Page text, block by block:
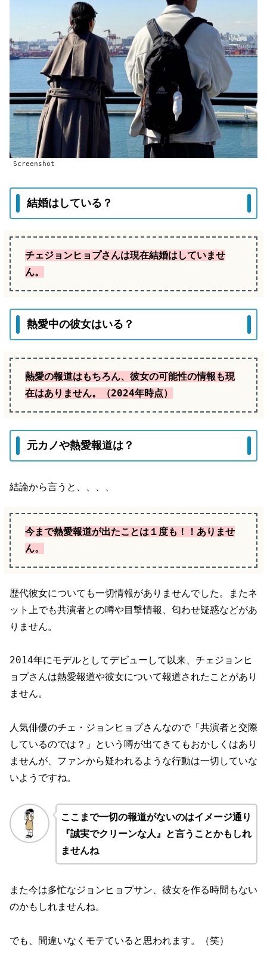
Screenshot
結婚はしている？
チェジョンヒョプさんは現在結婚はしていませ
ん。
熱愛中の彼女はいる？
熱愛の報道はもちろん、彼女の可能性の情報も現
在はありません。（2024年時点）
元カノや熱愛報道は？
結論から言うと、、、、
今まで熱愛報道が出たことは １ 度も！！ありませ
ん。
歴代彼女についても一切情報がありませんでした。またネ
ット上でも共演者との噂や目撃情報、匂わせ疑惑などがあ
りません。
2014年にモデルとしてデビューして以来、チェジョンヒ
ョプさんは熱愛報道や彼女について報道されたことがあり
ません。
人気俳優のチェ・ジョンヒョプさんなので「共演者と交際
しているのでは？」という噂が出てきてもおかしくはあり
ませんが、ファンから疑われるような行動は一切していな
いようですね。
ここまで一切の報道がないのはイメージ通り
『誠実でクリーンな人』と言うことかもしれ
ませんね
また今は多忙なジョンヒョプサン、彼女を作る時間もない
のかもしれませんね。
でも、間違いなくモテていると思われます。（笑）